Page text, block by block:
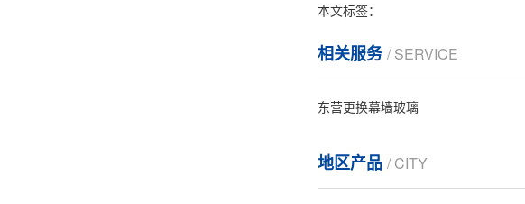
本文标签：
相关服务/ SERVICE
东营更换幕墙玻璃
地区产品 / CITY